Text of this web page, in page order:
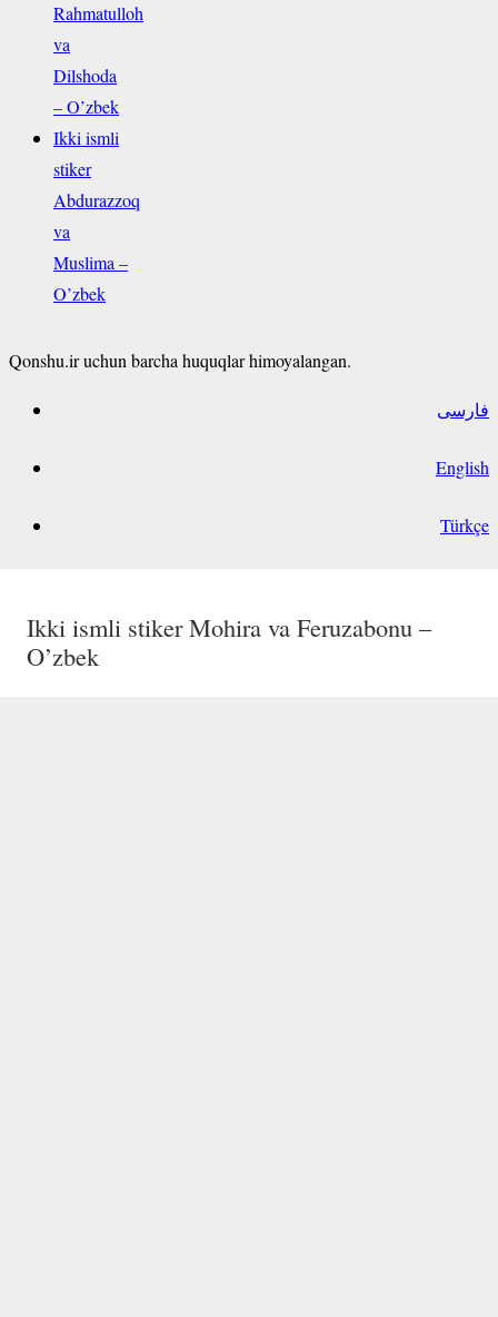
GULJAHON ism stikeri O’zbek
Ikki ismli stiker Iroda va Muslima – O’zbek
Ikki ismli stiker Jahongir va Gulchehra –
O’zbek
Ikki ismli stiker Mohira va Feruzabonu –
O’zbek
Rahmatulloh
va
Dilshoda
– O’zbek
Ikki ismli
stiker
Abdurazzoq
va
Muslima –
O’zbek
Qonshu.ir uchun barcha huquqlar himoyalangan.
فارسی
English
Türkçe